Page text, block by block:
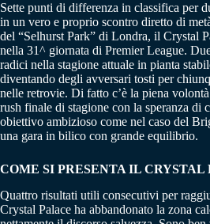
Sette punti di differenza in classifica per
in un vero e proprio scontro diretto di
del “Selhurst Park” di Londra, il Crystal
nella 31^ giornata di Premier League.
radici nella stagione attuale in pianta
diventando degli avversari tosti per
nelle retrovie. Di fatto c’è la piena
rush finale di stagione con la speranza di
obiettivo ambizioso come nel caso del
una gara in bilico con grande equilibrio.
COME SI PRESENTA IL CRYSTAL
Quattro risultati utili consecutivi per
Crystal Palace ha abbandonato la zona